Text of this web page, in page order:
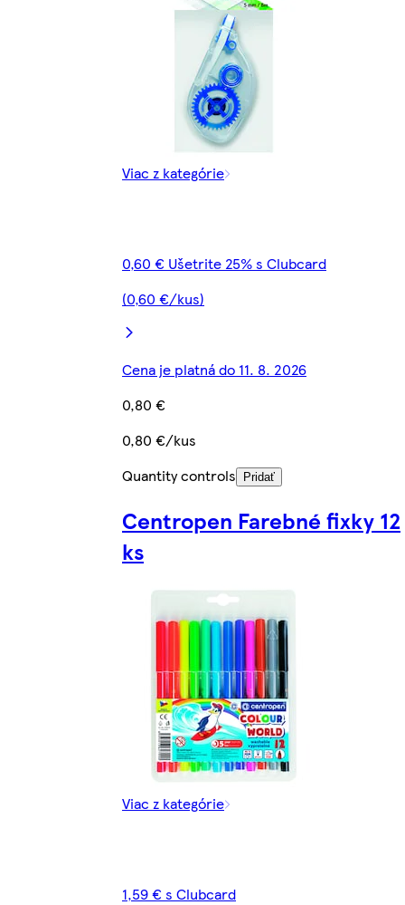
Viac z kategórie
0,60 € Ušetrite 25% s Clubcard
(0,60 €/kus)
Cena je platná do 11. 8. 2026
0,80 €
0,80 €/kus
Quantity controls
Pridať
Centropen Farebné fixky 12
ks
Viac z kategórie
1,59 € s Clubcard